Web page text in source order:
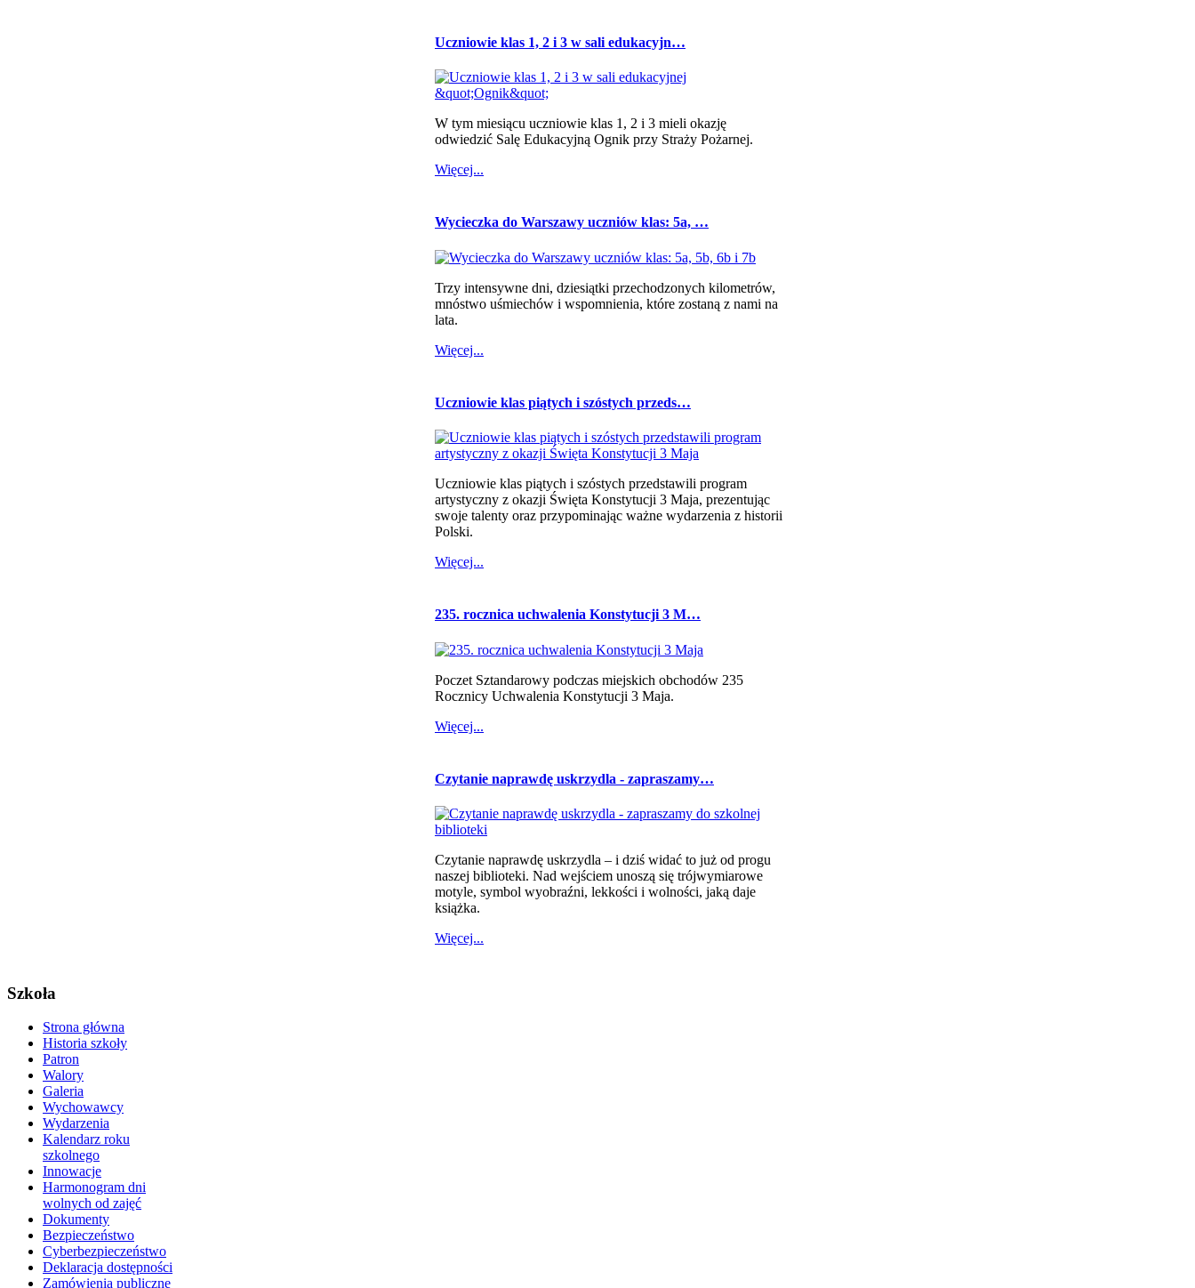
Uczniowie klas 1, 2 i 3 w sali edukacyjn…
W tym miesiącu uczniowie klas 1, 2 i 3 mieli okazję
odwiedzić Salę Edukacyjną Ognik przy Straży Pożarnej.
Więcej...
Wycieczka do Warszawy uczniów klas: 5a, …
Trzy intensywne dni, dziesiątki przechodzonych kilometrów,
mnóstwo uśmiechów i wspomnienia, które zostaną z nami na
lata.
Więcej...
Uczniowie klas piątych i szóstych przeds…
Uczniowie klas piątych i szóstych przedstawili program
artystyczny z okazji Święta Konstytucji 3 Maja, prezentując
swoje talenty oraz przypominając ważne wydarzenia z historii
Polski.
Więcej...
235. rocznica uchwalenia Konstytucji 3 M…
Poczet Sztandarowy podczas miejskich obchodów 235
Rocznicy Uchwalenia Konstytucji 3 Maja.
Więcej...
Czytanie naprawdę uskrzydla - zapraszamy…
Czytanie naprawdę uskrzydla – i dziś widać to już od progu
naszej biblioteki. Nad wejściem unoszą się trójwymiarowe
motyle, symbol wyobraźni, lekkości i wolności, jaką daje
książka.
Więcej...
Szkoła
Strona główna
Historia szkoły
Patron
Walory
Galeria
Wychowawcy
Wydarzenia
Kalendarz roku
szkolnego
Innowacje
Harmonogram dni
wolnych od zajęć
Dokumenty
Bezpieczeństwo
Cyberbezpieczeństwo
Deklaracja dostępności
Zamówienia publiczne